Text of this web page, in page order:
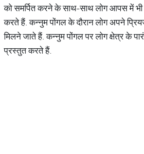
को समर्पित करने के साथ-साथ लोग आपस में
करते हैं. कन्नुम पोंगल के दौरान लोग अपने
मिलने जाते हैं. कन्नुम पोंगल पर लोग क्षेत्र के
प्रस्तुत करते हैं.